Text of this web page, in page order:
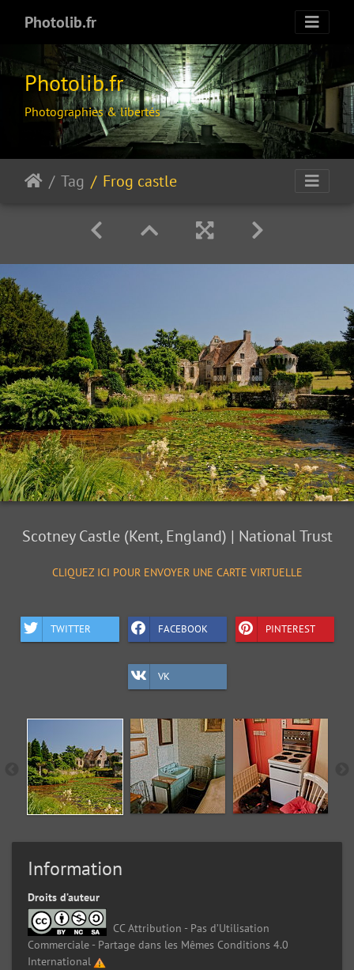
Photolib.fr
Photolib.fr
Photographies & libertés
Tag Frog castle
Scotney Castle (Kent, England) | National Trust
CLIQUEZ ICI POUR ENVOYER UNE CARTE VIRTUELLE
TWITTER FACEBOOK PINTEREST
VK
Information
Droits d’auteur
CC Attribution - Pas d’Utilisation
Commerciale - Partage dans les Mêmes Conditions 4.0
International